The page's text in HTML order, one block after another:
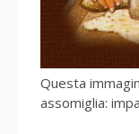
Questa
assomiglia: